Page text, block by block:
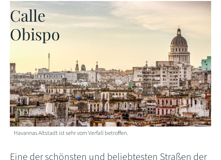
Havannas Altstadt ist sehr vom Verfall betroffen.
Calle
Obispo
Eine der schönsten und beliebtesten Straßen der